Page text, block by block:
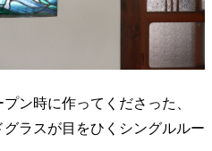
ン時に作ってくださった、
ラスが目をひくシングルルー